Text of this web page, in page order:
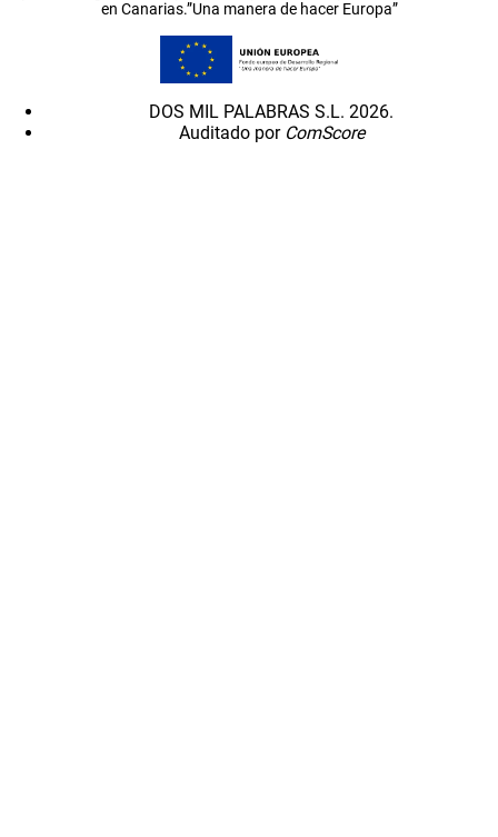
en Canarias.”Una manera de hacer Europa”
DOS MIL PALABRAS S.L. 2026.
Auditado por ComScore